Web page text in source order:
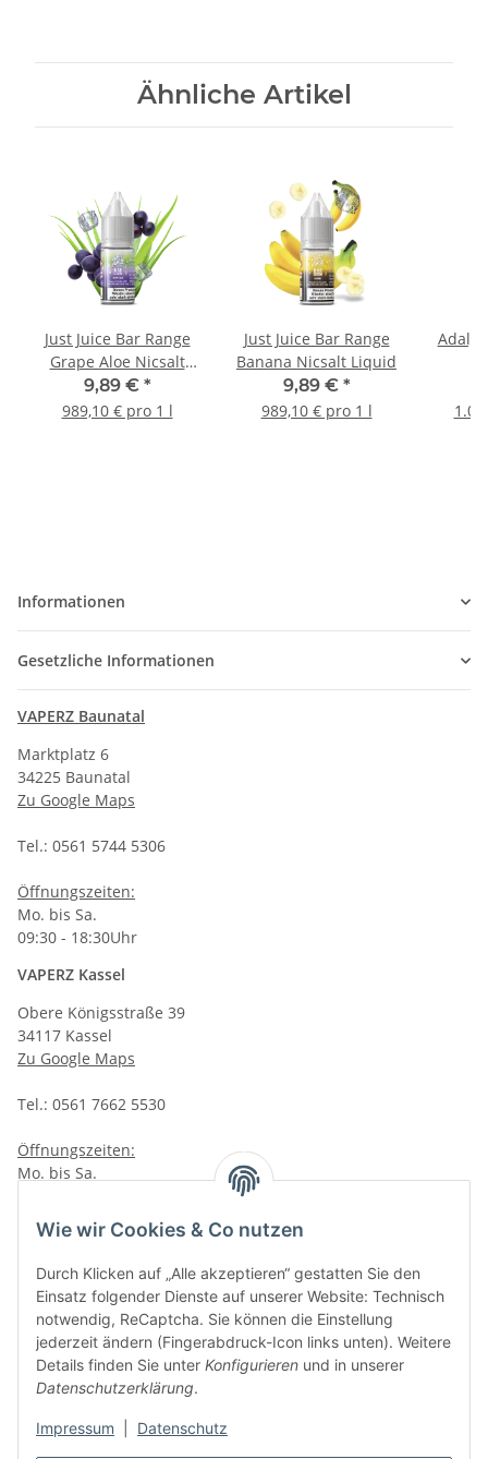
Wie wir Cookies & Co nutzen
Durch Klicken auf „Alle akzeptieren“ gestatten Sie den
Einsatz folgender Dienste auf unserer Website: Technisch
notwendig, ReCaptcha. Sie können die Einstellung
jederzeit ändern (Fingerabdruck-Icon links unten). Weitere
Details finden Sie unter Konfigurieren und in unserer
Datenschutzerklärung.
Impressum Datenschutz
Ähnliche Artikel
Just Juice Bar Range
Grape Aloe Nicsalt
Liquid
9,89 € *
989,10 € pro 1 l
Just Juice Bar Range
Banana Nicsalt Liquid
9,89 € *
989,10 € pro 1 l
Informationen
Gesetzliche Informationen
VAPERZ Baunatal
Marktplatz 6
34225 Baunatal
Zu Google Maps
Tel.: 0561 5744 5306
Öffnungszeiten:
Mo. bis Sa.
09:30 - 18:30Uhr
VAPERZ Kassel
Obere Königsstraße 39
34117 Kassel
Zu Google Maps
Tel.: 0561 7662 5530
Öffnungszeiten:
Mo. bis Sa.
VAPERZ Vellmar
Lange Wender 7
34246 Vellmar
Zu Google Maps
Tel.: 0561 9885 9996
Mo. bis Sa.
10:00 - 19:00Uhr